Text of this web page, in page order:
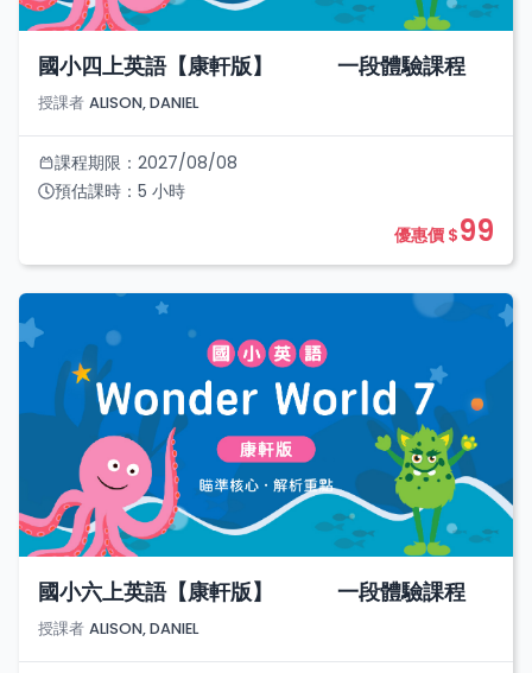
國小四上英語【康軒版】 一段體驗課程
授課者 ALISON, DANIEL
課程期限： 2027/08/08
預估課時： 5 小時
優惠價 $99
國小六上英語【康軒版】 一段體驗課程
授課者 ALISON, DANIEL